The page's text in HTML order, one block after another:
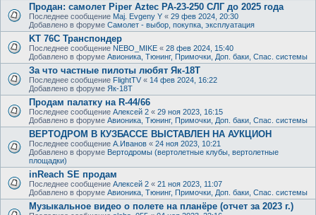
Продан: самолет Piper Aztec PA-23-250 СЛГ до 2025 года
Последнее сообщение Maj. Evgeny Y « 29 фев 2024, 20:30
Добавлено в форуме Самолет - выбор, покупка, эксплуатация
KT 76C Транспондер
Последнее сообщение NEBO_MIKE « 28 фев 2024, 15:40
Добавлено в форуме Авионика, Тюнинг, Примочки, Доп. баки, Спас. системы
За что частные пилоты любят Як-18Т
Последнее сообщение FlightTV « 14 фев 2024, 16:22
Добавлено в форуме Як-18Т
Продам палатку на R-44/66
Последнее сообщение Алексей 2 « 29 ноя 2023, 16:15
Добавлено в форуме Авионика, Тюнинг, Примочки, Доп. баки, Спас. системы
ВЕРТОДРОМ В КУЗБАССЕ ВЫСТАВЛЕН НА АУКЦИОН
Последнее сообщение А.Иванов « 24 ноя 2023, 10:21
Добавлено в форуме Вертодромы (вертолетные клубы, вертолетные
площадки)
inReach SE продам
Последнее сообщение Алексей 2 « 21 ноя 2023, 11:07
Добавлено в форуме Авионика, Тюнинг, Примочки, Доп. баки, Спас. системы
Музыкальное видео о полете на планёре (отчет за 2023 г.)